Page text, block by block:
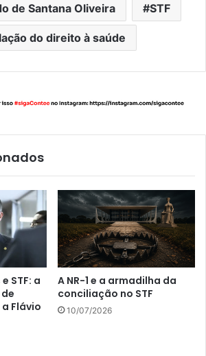
de Santana Oliveira STF
do direito à saúde
STF: a
Flávio
A NR-1 e a armadilha da
conciliação no STF
10/07/2026